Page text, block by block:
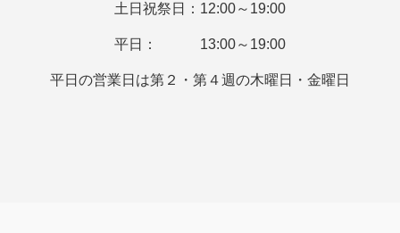
土日祝祭日：12:00～19:00
平日： 13:00～19:00
平日の営業日は第２・第４週の木曜日・金曜日